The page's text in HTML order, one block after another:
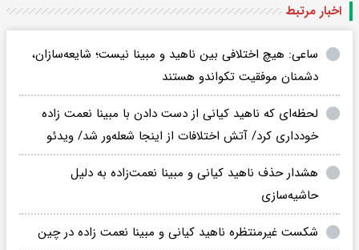
اخبار مرتبط
ساعی: هیچ اختلافی بین ناهید و مبینا نیست؛ شایعه‌سازان،
دشمنان موفقیت تکواندو هستند
لحظه‌ای که ناهید کیانی از دست دادن با مبینا نعمت‌ زاده
خودداری کرد/ آتش اختلافات از اینجا شعله‌ور شد/ ویدئو
هشدار حذف ناهید کیانی و مبینا نعمت‌زاده به دلیل
حاشیه‌سازی‌
شکست غیرمنتظره ناهید کیانی و مبینا نعمت زاده در چین